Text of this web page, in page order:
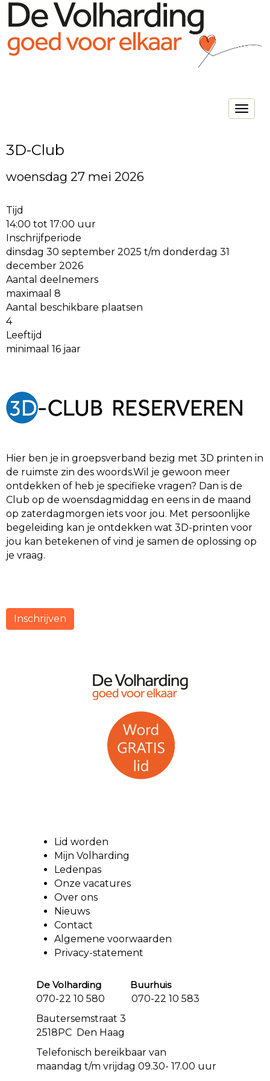
Toggle
3D-Club
woensdag 27 mei 2026
Tijd
14:00 tot 17:00 uur
Inschrijfperiode
dinsdag 30 september 2025 t/m donderdag 31
december 2026
Aantal deelnemers
maximaal 8
Aantal beschikbare plaatsen
4
Leeftijd
minimaal 16 jaar
Hier ben je in groepsverband bezig met 3D printen in
de ruimste zin des woords.Wil je gewoon meer
ontdekken of heb je specifieke vragen? Dan is de
Club op de woensdagmiddag en eens in de maand
op zaterdagmorgen iets voor jou. Met persoonlijke
begeleiding kan je ontdekken wat 3D-printen voor
jou kan betekenen of vind je samen de oplossing op
je vraag.
Inschrijven
Lid worden
Mijn Volharding
Ledenpas
Onze vacatures
Over ons
Nieuws
Contact
Algemene voorwaarden
Privacy-statement
De Volharding Buurhuis
070-22 10 580 070-22 10 583
Bautersemstraat 3
2518PC Den Haag
Telefonisch bereikbaar van
maandag t/m vrijdag 09.30- 17.00 uur